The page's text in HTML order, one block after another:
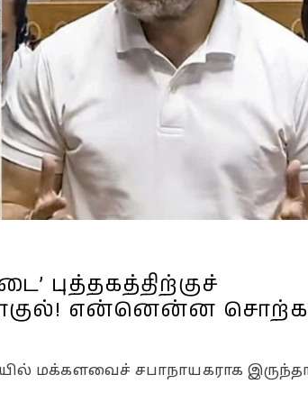
புத்தகத்திற்குச்
என்னென்ன
மக்களவைச் சபாநாயகராக